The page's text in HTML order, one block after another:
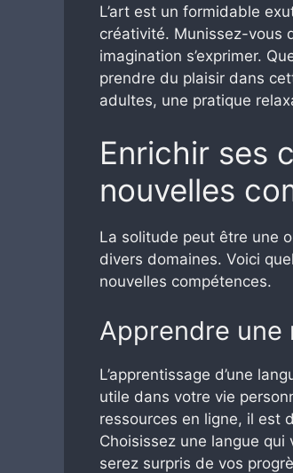
L’art est un formidable
créativité. Munissez-vous
imagination s’exprimer.
prendre du plaisir dans
adultes, une pratique
Enrichir ses
nouvelles
La solitude peut être une
divers domaines. Voici
nouvelles compétences.
Apprendre une
L’apprentissage d’une
utile dans votre vie
ressources en ligne, il est
Choisissez une langue
serez surpris de vos